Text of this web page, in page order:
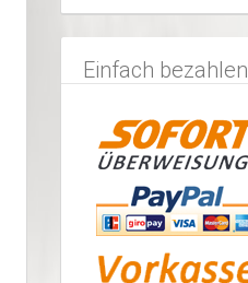
Einfach bezahlen